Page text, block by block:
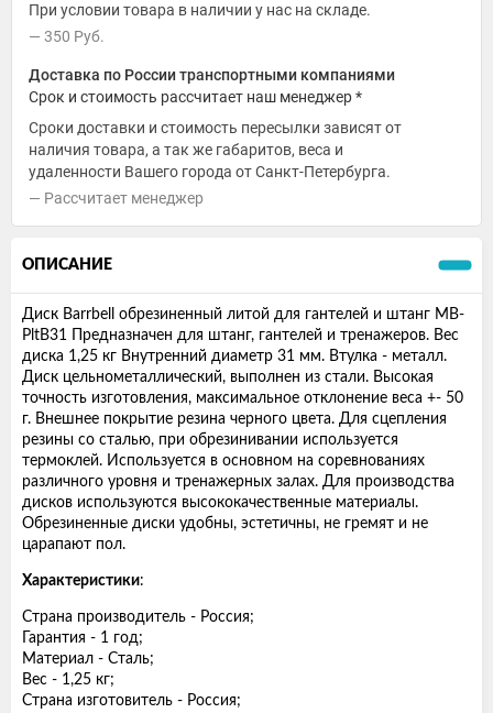
При условии товара в наличии у нас на складе.
350 Руб.
Доставка по России транспортными компаниями
Срок и стоимость рассчитает наш менеджер *
Сроки доставки и стоимость пересылки зависят от
наличия товара, а так же габаритов, веса и
удаленности Вашего города от Санкт-Петербурга.
Рассчитает менеджер
ОПИСАНИЕ
Диск Barrbell обрезиненный литой для гантелей и штанг MB-
PltB31 Предназначен для штанг, гантелей и тренажеров. Вес
диска 1,25 кг Внутренний диаметр 31 мм. Втулка - металл.
Диск цельнометаллический, выполнен из стали. Высокая
точность изготовления, максимальное отклонение веса +- 50
г. Внешнее покрытие резина черного цвета. Для сцепления
резины со сталью, при обрезинивании используется
термоклей. Используется в основном на соревнованиях
различного уровня и тренажерных залах. Для производства
дисков используются высококачественные материалы.
Обрезиненные диски удобны, эстетичны, не гремят и не
царапают пол.
Характеристики:
Страна производитель - Россия;
Гарантия - 1 год;
Материал - Сталь;
Вес - 1,25 кг;
Страна изготовитель - Россия;